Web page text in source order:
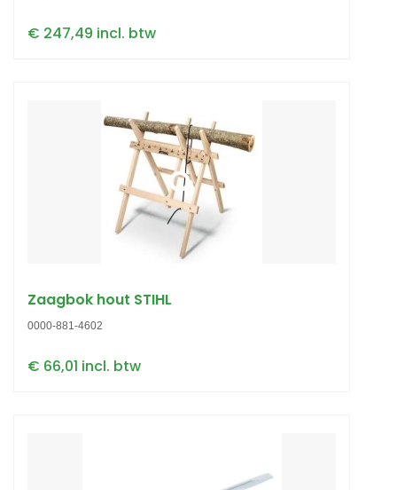
€ 247,49 incl. btw
Zaagbok hout STIHL
0000-881-4602
€ 66,01 incl. btw